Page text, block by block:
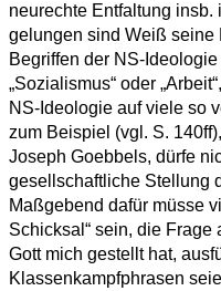
neurechte Entfaltung
gelungen sind Weiß seine
Begriffen der NS-
„Sozialismus“ oder
NS-Ideologie auf viele so
zum Beispiel (vgl. S.
Joseph Goebbels, dürfe
gesellschaftliche Stellung
Maßgebend dafür müsse
Schicksal“ sein, die Frage
Gott mich gestellt hat,
Klassenkampfphrasen